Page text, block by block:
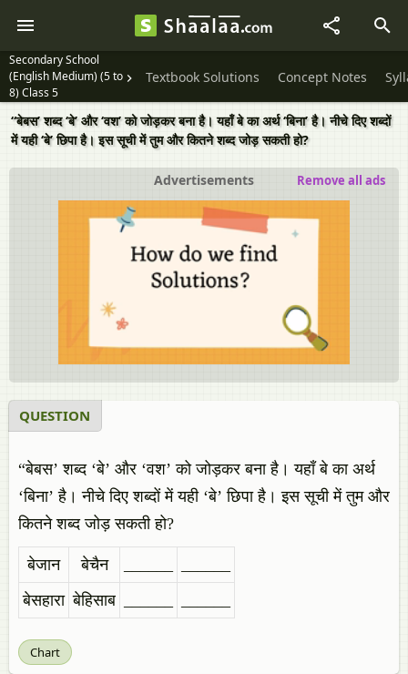
Secondary School
(English Medium) (5 to
8) Class 5
Textbook Solutions Concept Notes
“बेबस’ शब्द ‘बे’ और ‘वश’ को जोड़कर बना है। यहाँ बे का अर्थ ‘बिना’ है। नीचे दिए शब्दों
में यही ‘बे’ छिपा है। इस सूची में तुम और कितने शब्द जोड़ सकती हो?
Advertisements Remove all ads
QUESTION
“बेबस’ शब्द ‘बे’ और ‘वश’ को जोड़कर बना है। यहाँ बे का अर्थ
‘बिना’ है। नीचे दिए शब्दों में यही ‘बे’ छिपा है। इस सूची में तुम और
कितने शब्द जोड़ सकती हो?
बेजान बेचैन
बेसहारा बेहिसाब
Chart